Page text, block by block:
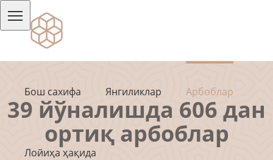
Бош сахифа Янгиликлар Арбоблар
Лойиҳа ҳақида
39 йўналишда 606 дан
ортиқ арбоблар